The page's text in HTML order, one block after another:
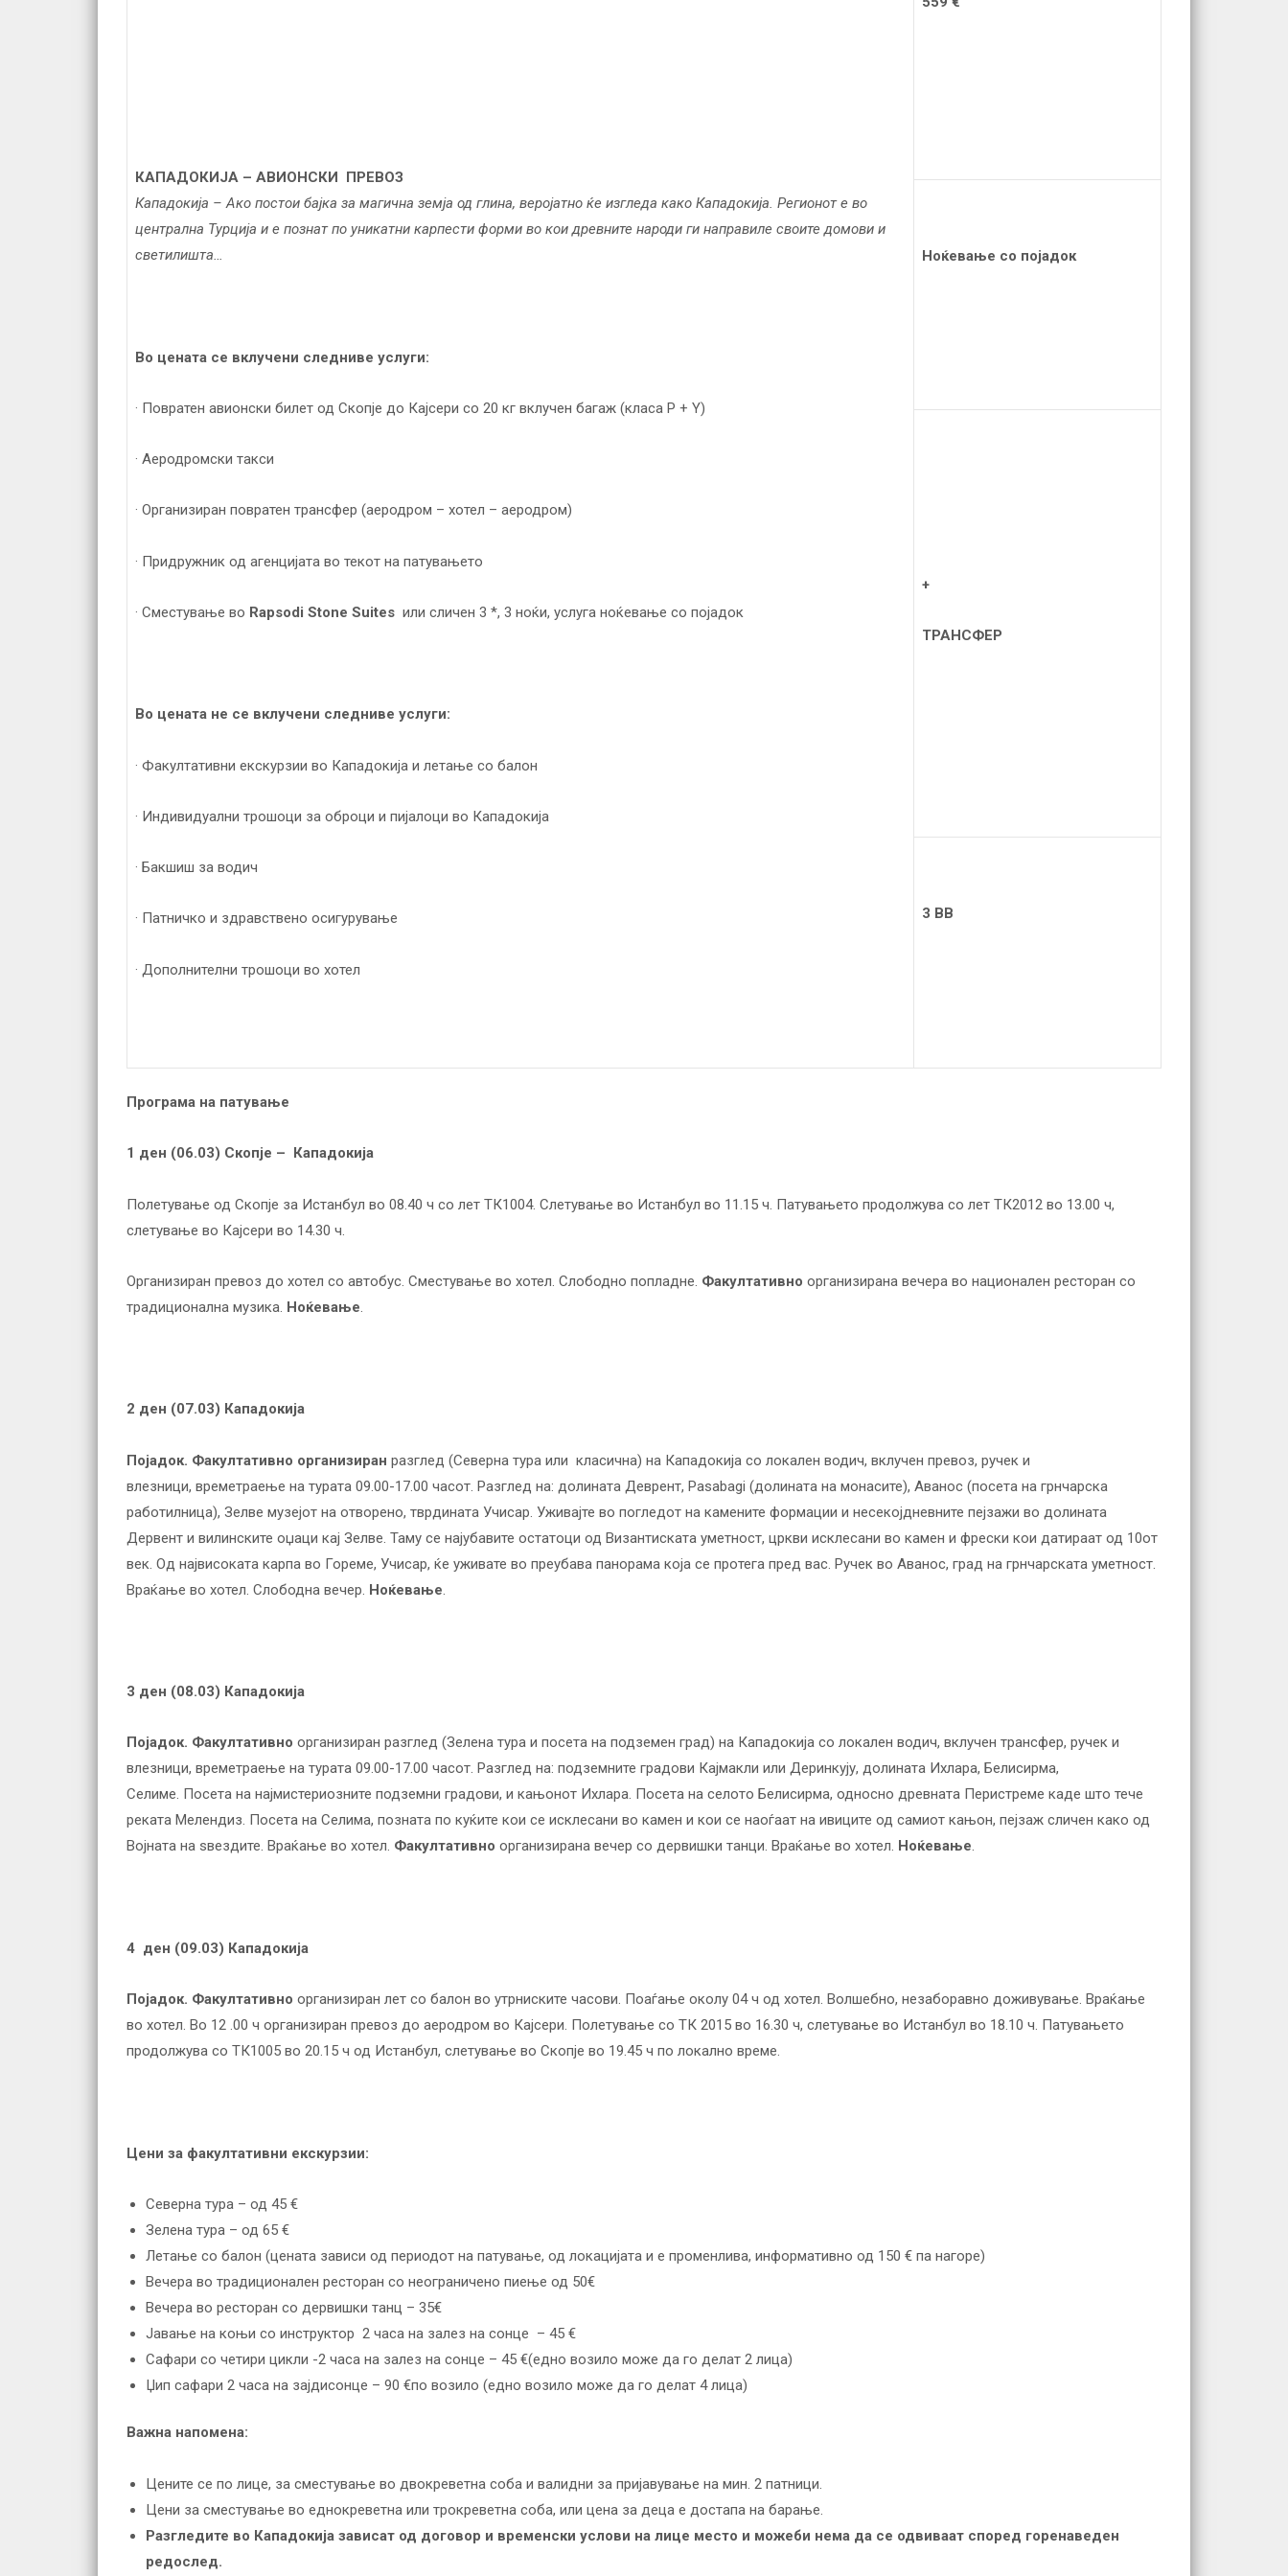
КАПАДОКИЈА – АВИОНСКИ ПРЕВОЗ
Кападокија – Ако постои бајка за магична земја од глина, веројатно ќе изгледа како Кападокија. Регионот е во
централна Турција и е познат по уникатни карпести форми во кои древните народи ги направиле своите домови и
светилиштa…
Во цената се вклучени следниве услуги:
· Повратен авионски билет од Скопје до Кајсери со 20 кг вклучен багаж (класа P + Y)
· Аеродромски такси
· Организиран повратен трансфер (аеродром – хотел – аеродром)
· Придружник од агенцијата во текот на патувањето
· Сместување во Rapsodi Stone Suites или сличен 3 *, 3 ноќи, услуга ноќевање со појадок
Во цената не се вклучени следниве услуги:
· Факултативни екскурзии во Кападокија и летање со балон
· Индивидуални трошоци за оброци и пијалоци во Кападокија
· Бакшиш за водич
· Патничко и здравствено осигурување
· Дополнителни трошоци во хотел
Ноќевање со појадок
+
ТРАНСФЕР
3 BB
Програма на патување
1 ден (06.03) Скопје – Кападокија
Полетување од Скопје за Истанбул во 08.40 ч со лет ТК1004. Слетување во Истанбул во 11.15 ч. Патувањето продолжува со лет ТК2012 во 13.00 ч,
слетување во Кајсери во 14.30 ч.
Организиран превоз до хотел со автобус. Сместување во хотел. Слободно попладне. Факултативно организирана вечера во национален ресторан со
традиционална музика. Ноќевање.
2 ден (07.03) Кападокија
Појадок. Факултативно организиран разглед (Северна тура или класична) на Кападокија со локален водич, вклучен превоз, ручек и
влезници, времетраење на турата 09.00-17.00 часот. Разглед на: долината Деврент, Pasabagi (долината на монасите), Аванос (посета на грнчарска
работилница), Зелве музејот на отворено, тврдината Учисар. Уживајте во погледот на камените формации и несекојдневните пејзажи во долината
Дервент и вилинските оџаци кај Зелве. Таму се најубавите остатоци од Византиската уметност, цркви исклесани во камен и фрески кои датираат од 10от
век. Од највисоката карпа во Гореме, Учисар, ќе уживате во преубава панорама која се протега пред вас. Ручек во Аванос, град на грнчарската уметност.
Враќање во хотел. Слободна вечер. Ноќевање.
3 ден (08.03) Кападокија
Појадок. Факултативно организиран разглед (Зелена тура и посета на подземен град) на Кападокија со локален водич, вклучен трансфер, ручек и
влезници, времетраење на турата 09.00-17.00 часот. Разглед на: подземните градови Кајмакли или Деринкују, долината Ихлара, Белисирма,
Селиме. Посета на најмистериозните подземни градови, и кањонот Ихлара. Посета на селото Белисирма, односно древната Перистреме каде што тече
реката Мелендиз. Посета на Селима, позната по куќите кои се исклесани во камен и кои се наоѓаат на ивиците од самиот кањон, пејзаж сличен како од
Војната на ѕвездите. Враќање во хотел. Факултативно организирана вечер со дервишки танци. Враќање во хотел. Ноќевање.
4 ден (09.03) Кападокија
Појадок. Факултативно организиран лет со балон во утрниските часови. Поаѓање околу 04 ч од хотел. Волшебно, незаборавно доживување. Враќање
во хотел. Во 12 .00 ч организиран превоз до аеродром во Кајсери. Полетување со ТК 2015 во 16.30 ч, слетување во Истанбул во 18.10 ч. Патувањето
продолжува со ТК1005 во 20.15 ч од Истанбул, слетување во Скопје во 19.45 ч по локално време.
Цени за факултативни екскурзии:
Северна тура – од 45 €
Зелена тура – од 65 €
Летање со балон (цената зависи од периодот на патување, од локацијата и е променлива, информативно од 150 € па нагоре)
Вечера во традиционален ресторан со неограничено пиење од 50€
Вечера во ресторан со дервишки танц – 35€
Јавање на коњи со инструктор 2 часа на залез на сонце – 45 €
Сафари со четири цикли -2 часа на залез на сонце – 45 €(едно возило може да го делат 2 лица)
Џип сафари 2 часа на зајдисонце – 90 €по возило (едно возило може да го делат 4 лица)
Важна напомена:
Цените се по лице, за сместување во двокреветна соба и валидни за пријавување на мин. 2 патници.
Цени за сместување во еднокреветна или трокреветна соба, или цена за деца е достапа на барање.
Разгледите во Кападокија зависат од договор и временски услови на лице место и можеби нема да се одвиваат според горенаведен
редослед.